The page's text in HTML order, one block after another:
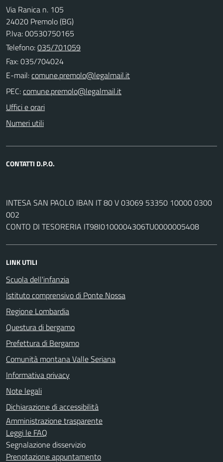
Via Ranica n. 105
24020 Premolo (BG)
P.Iva: 00530750165
Telefono:035/701059
Fax: 035/704024
E-mail:
PEC:
Uffici e orari
Numeri utili
CONTATTI D.P.O.
INTESA SAN PAOLO IBAN IT 80 V 03069 53350 10000 0300
002
CONTO DI TESORERIA IT98I0100004306TU0000005408
LINK UTILI
Scuola dell'infanzia
Istituto comprensivo di Ponte Nossa
Regione Lombardia
Questura di bergamo
Prefettura di Bergamo
Comunità montana Valle Seriana
Informativa privacy
Note legali
Dichiarazione di accessibilità
Amministrazione trasparente
Leggi le FAQ
Segnalazione disservizio
Prenotazione appuntamento